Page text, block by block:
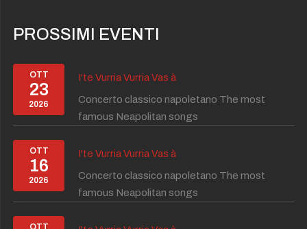
PROSSIMI EVENTI
OTT
23
2026
I'te Vurria Vurria Vas à
Concerto classico napoletano The most
famous Neapolitan songs
OTT
16
2026
I'te Vurria Vurria Vas à
Concerto classico napoletano The most
famous Neapolitan songs
OTT